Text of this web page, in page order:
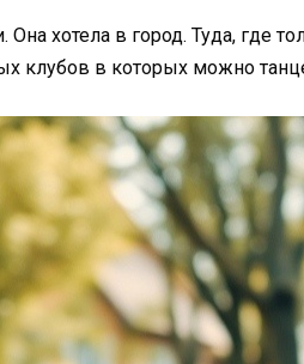
хотела в город. Туда, где
клубов в которых можно